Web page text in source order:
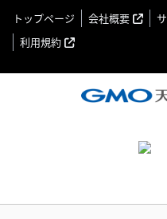
程を完全可視化する、 **AI時代の新しい“推論OS”** がこ
こに誕生した。 (※)前作 RF-EX1（ラディカル・フォーミ
ュラー・EX）＝数式・手
ここまでの道のり 子供の
どれくらいの期間引きず
昔の成績表の“苦手科目”
た道があったかもな」っ
胸の奥にモヤモヤ残り付きま
に進み、気づけば25年。
うことを知り、衝撃を受
トップページ 会社概要
利用規約